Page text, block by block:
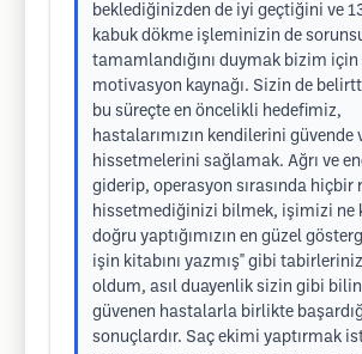
beklediğinizden de iyi geçtiğini ve
kabuk dökme işleminizin de
tamamlandığını duymak bizim için
motivasyon kaynağı. Sizin de
bu süreçte en öncelikli hedefimiz,
hastalarımızın kendilerini güvende
hissetmelerini sağlamak. Ağrı ve
giderip, operasyon sırasında hiçbir
hissetmediğinizi bilmek, işimizi ne
doğru yaptığımızın en güzel
işin kitabını yazmış" gibi
oldum, asıl duayenlik sizin gibi
güvenen hastalarla birlikte
sonuçlardır. Saç ekimi yaptırmak